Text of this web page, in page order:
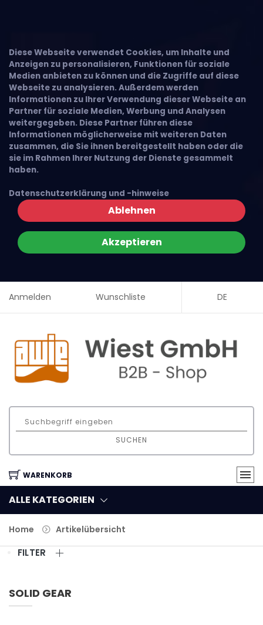
Diese Webseite verwendet Cookies, um Inhalte und
Anzeigen zu personalisieren, Funktionen für soziale
Medien anbieten zu können und die Zugriffe auf diese
Webseite zu analysieren. Außerdem werden
Informationen zu Ihrer Verwendung dieser Webseite an
Partner für soziale Medien, Werbung und Analysen
weitergegeben. Diese Partner führen diese
Informationen möglicherweise mit weiteren Daten
zusammen, die Sie ihnen bereitgestellt haben oder die
sie im Rahmen Ihrer Nutzung der Dienste gesammelt
haben.
Datenschutzerklärung und -hinweise
Ablehnen
Akzeptieren
Anmelden Wunschliste DE
SUCHEN
WARENKORB
ALLE KATEGORIEN
Home Artikelübersicht
FILTER
SOLID GEAR